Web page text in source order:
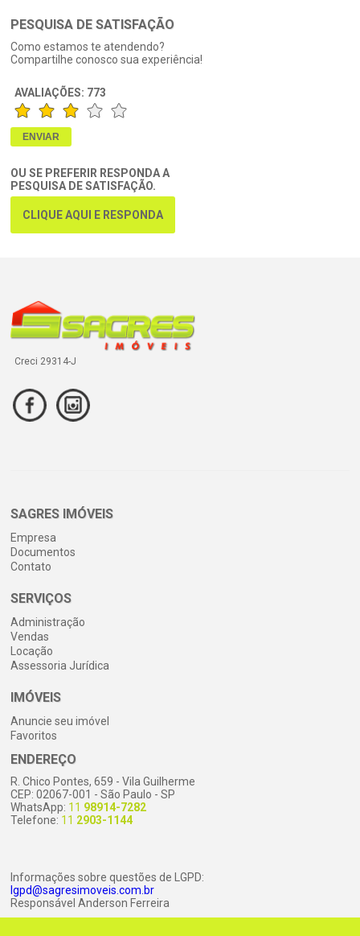
PESQUISA DE SATISFAÇÃO
Como estamos te atendendo?
Compartilhe conosco sua experiência!
AVALIAÇÕES: 773
OU SE PREFERIR RESPONDA A
PESQUISA DE SATISFAÇÃO.
CLIQUE AQUI E RESPONDA
Creci 29314-J
SAGRES IMÓVEIS
Empresa
Documentos
Contato
SERVIÇOS
Administração
Vendas
Locação
Assessoria Jurídica
IMÓVEIS
Anuncie seu imóvel
Favoritos
ENDEREÇO
R. Chico Pontes, 659 - Vila Guilherme
CEP: 02067-001 - São Paulo - SP
WhatsApp: 11 98914-7282
Telefone: 11 2903-1144
Informações sobre questões de LGPD:
lgpd@sagresimoveis.com.br
Responsável Anderson Ferreira